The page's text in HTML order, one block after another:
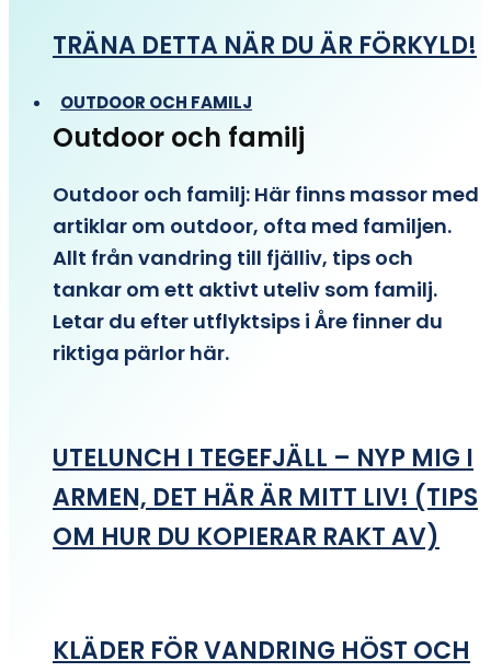
TRÄNA DETTA NÄR DU ÄR FÖRKYLD!
OUTDOOR OCH FAMILJ
Outdoor och familj
Outdoor och familj: Här finns massor med
artiklar om outdoor, ofta med familjen.
Allt från vandring till fjälliv, tips och
tankar om ett aktivt uteliv som familj.
Letar du efter utflyktsips i Åre finner du
riktiga pärlor här.
UTELUNCH I TEGEFJÄLL – NYP MIG I
ARMEN, DET HÄR ÄR MITT LIV! (TIPS
OM HUR DU KOPIERAR RAKT AV)
KLÄDER FÖR VANDRING HÖST OCH